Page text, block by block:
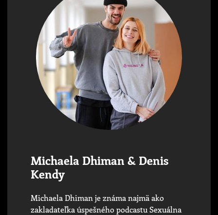
Michaela Dhiman & Denis
Kendy
Michaela Dhiman je známa najmä ako
zakladateľka úspešného podcastu Sexuálna